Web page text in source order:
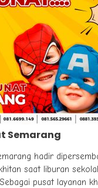
Semarang
hadir
saat liburan
pusat layanan